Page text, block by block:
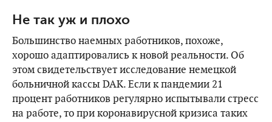
Не так уж и плохо
Большинство наемных работников, похоже,
хорошо адаптировались к новой реальности. Об
этом свидетельствует исследование немецкой
больничной кассы DAK. Если к пандемии 21
процент работников регулярно испытывали стресс
на работе, то при коронавирусной кризиса таких